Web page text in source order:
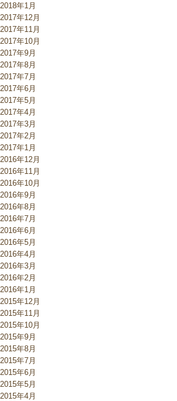
2018年1月
2017年12月
2017年11月
2017年10月
2017年9月
2017年8月
2017年7月
2017年6月
2017年5月
2017年4月
2017年3月
2017年2月
2017年1月
2016年12月
2016年11月
2016年10月
2016年9月
2016年8月
2016年7月
2016年6月
2016年5月
2016年4月
2016年3月
2016年2月
2016年1月
2015年12月
2015年11月
2015年10月
2015年9月
2015年8月
2015年7月
2015年6月
2015年5月
2015年4月